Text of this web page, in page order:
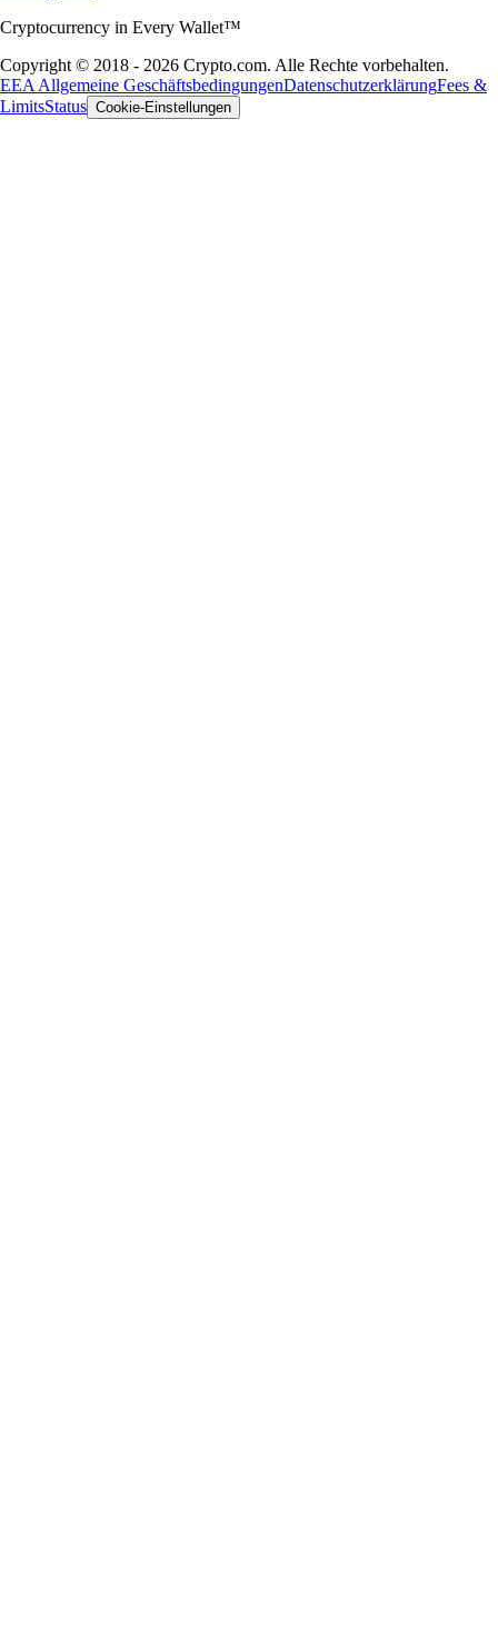
Cryptocurrency in Every Wallet™
Copyright © 2018 - 2026 Crypto.com. Alle Rechte vorbehalten.
EEA Allgemeine GeschäftsbedingungenDatenschutzerklärungFees &
LimitsStatus Cookie-Einstellungen